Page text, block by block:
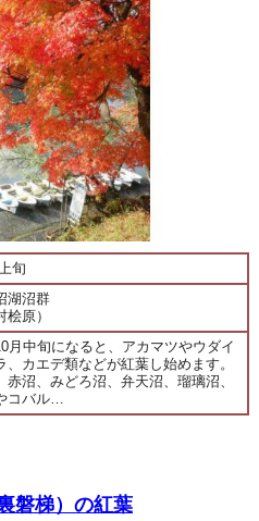
旬
湖沼群
原）
月中旬になると、アカマツやウダイ
カエデ類などが紅葉し始めます。
沼、みどろ沼、弁天沼、瑠璃沼、
コバル…
磐梯）の紅葉